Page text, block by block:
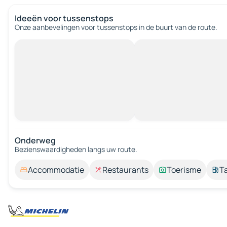
Ideeën voor tussenstops
Onze aanbevelingen voor tussenstops in de buurt van de route.
Onderweg
Bezienswaardigheden langs uw route.
Accommodatie Restaurants Toerisme